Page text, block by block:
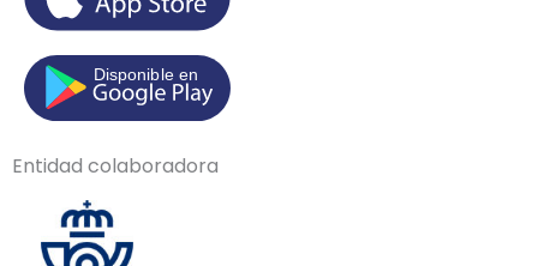
Entidad colaboradora